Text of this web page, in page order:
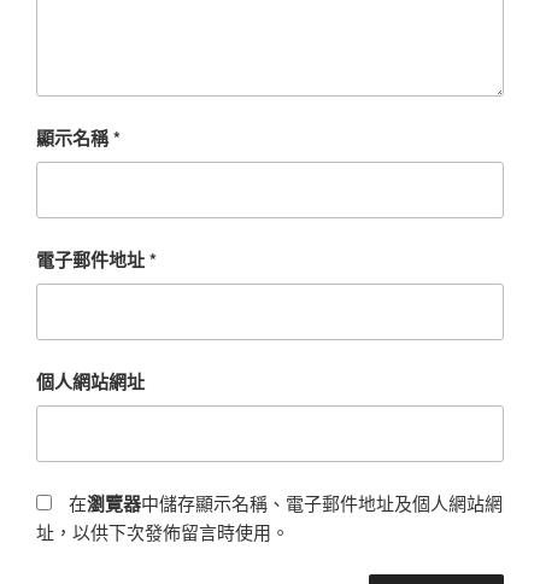
顯示名稱*
電子郵件地址*
個人網站網址
在瀏覽器中儲存顯示名稱、電子郵件地址及個人網站網
址，以供下次發佈留言時使用。